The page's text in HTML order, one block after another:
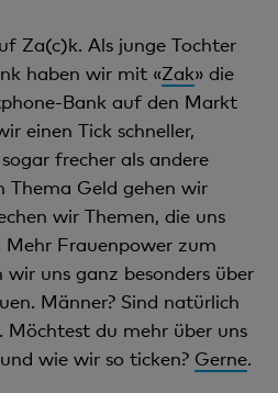
Za(c)k. Als junge Tochter
haben wir mit «Zak» die
Bank auf den Markt
einen Tick schneller,
frecher als andere
Thema Geld gehen wir
wir Themen, die uns
Frauenpower zum
uns ganz besonders über
Männer? Sind natürlich
du mehr über uns
wie wir so ticken? Gerne.